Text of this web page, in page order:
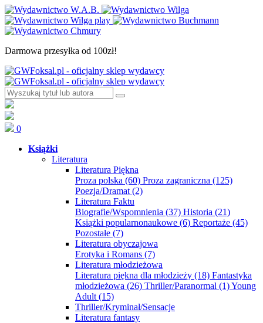
Darmowa przesyłka od 100zł!
0
Książki
Literatura
Literatura Piękna
Proza polska (60) Proza zagraniczna (125)
Poezja/Dramat (2)
Literatura Faktu
Biografie/Wspomnienia (37) Historia (21)
Książki popularnonaukowe (6) Reportaże (45)
Pozostałe (7)
Literatura obyczajowa
Erotyka i Romans (7)
Literatura młodzieżowa
Literatura piękna dla młodzieży (18) Fantastyka
młodzieżowa (26) Thriller/Paranormal (1)Young
Adult (15)
Thriller/Kryminał/Sensacje
Literatura fantasy